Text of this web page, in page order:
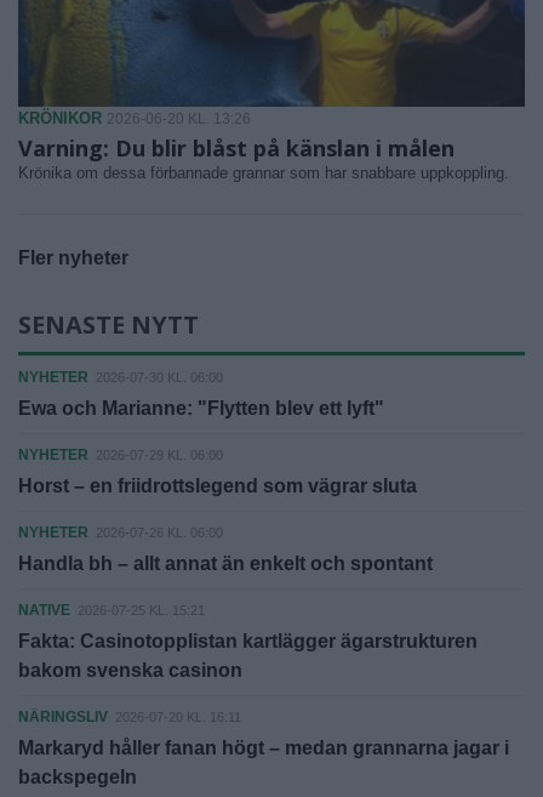
KRÖNIKOR 2026-06-20 KL. 13:26
Varning: Du blir blåst på känslan i målen
Krönika om dessa förbannade grannar som har snabbare uppkoppling.
Fler nyheter
SENASTE NYTT
NYHETER 2026-07-30 KL. 06:00
Ewa och Marianne: "Flytten blev ett lyft"
NYHETER 2026-07-29 KL. 06:00
Horst – en friidrottslegend som vägrar sluta
NYHETER 2026-07-26 KL. 06:00
Handla bh – allt annat än enkelt och spontant
NATIVE 2026-07-25 KL. 15:21
Fakta: Casinotopplistan kartlägger ägarstrukturen
bakom svenska casinon
NÄRINGSLIV 2026-07-20 KL. 16:11
Markaryd håller fanan högt – medan grannarna jagar i
backspegeln